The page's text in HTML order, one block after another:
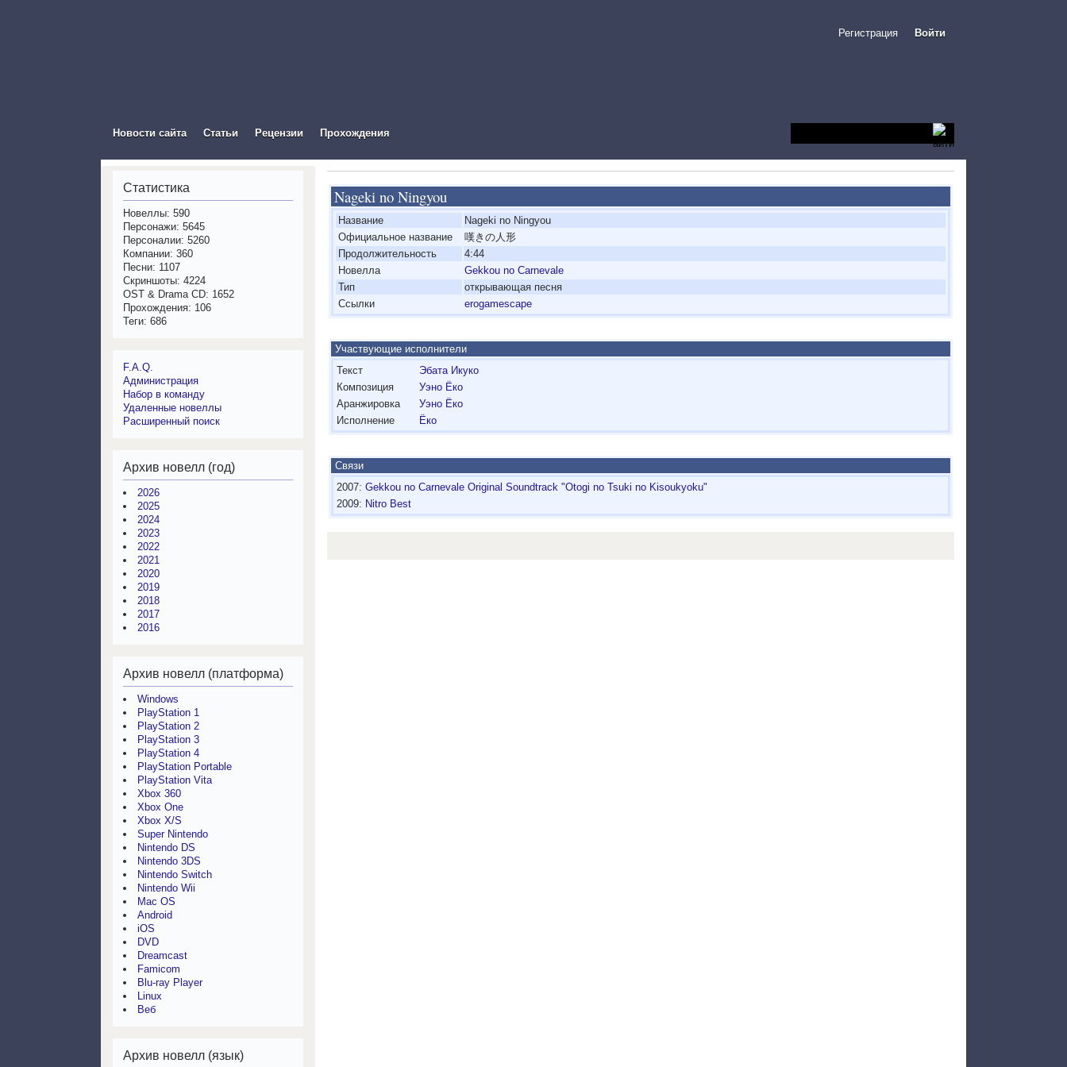
Регистрация Войти
Новости сайта Статьи Рецензии Прохождения
Nageki no Ningyou
Название
Nageki no Ningyou
Официальное название
嘆きの人形
Продолжительность
4:44
Новелла
Gekkou no Carnevale
Тип
открывающая песня
Ссылки erogamescape
Участвующие исполнители
Текст
Эбата Икуко
Композиция
Уэно Ёко
Аранжировка
Уэно Ёко
Исполнение
Ёко
Связи
2007: Gekkou no Carnevale Original Soundtrack "Otogi no Tsuki no Kisoukyoku"
2009: Nitro Best
Статистика
Новеллы: 590
Персонажи: 5645
Персоналии: 5260
Компании: 360
Песни: 1107
Скриншоты: 4224
OST & Drama CD: 1652
Прохождения: 106
Теги: 686
F.A.Q.
Администрация
Набор в команду
Удаленные новеллы
Расширенный поиск
Архив новелл (год)
2026
2025
2024
2023
2022
2021
2020
2019
2018
2017
2016
Архив новелл (платформа)
Windows
PlayStation 1
PlayStation 2
PlayStation 3
PlayStation 4
PlayStation Portable
PlayStation Vita
Xbox 360
Xbox One
Xbox X/S
Super Nintendo
Nintendo DS
Nintendo 3DS
Nintendo Switch
Nintendo Wii
Mac OS
Android
iOS
DVD
Dreamcast
Famicom
Blu-ray Player
Linux
Веб
Архив новелл (язык)